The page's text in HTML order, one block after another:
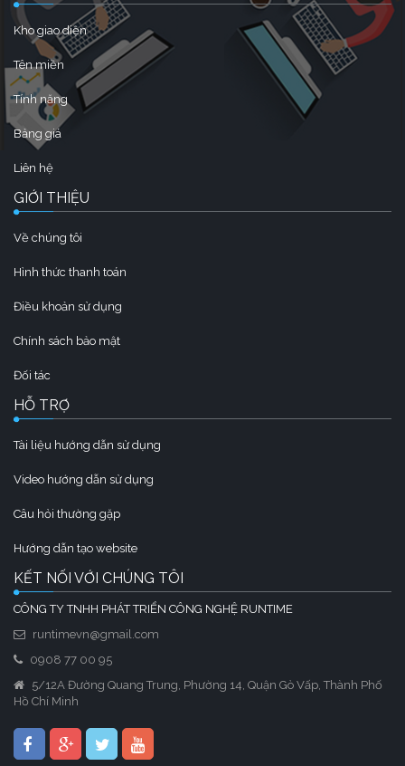
Kho giao diện
Tên miền
Tính năng
Bảng giá
Liên hệ
GIỚI THIỆU
Về chúng tôi
Hình thức thanh toán
Điều khoản sử dụng
Chính sách bảo mật
Đối tác
HỖ TRỢ
Tài liệu hướng dẫn sử dụng
Video hướng dẫn sử dụng
Câu hỏi thường gặp
Hướng dẫn tạo website
KẾT NỐI VỚI CHÚNG TÔI
CÔNG TY TNHH PHÁT TRIỂN CÔNG NGHỆ RUNTIME
runtimevn@gmail.com
0908 77 00 95
5/12A Đường Quang Trung, Phường 14, Quận Gò Vấp, Thành Phố
Hồ Chí Minh